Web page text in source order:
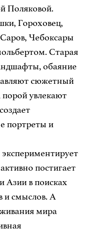
Поляковой.
Гороховец,
Чебоксары
Старая
обаяние
сюжетный
увлекают
портреты и
постигает
Азии в поисках
и смыслов. А
мира